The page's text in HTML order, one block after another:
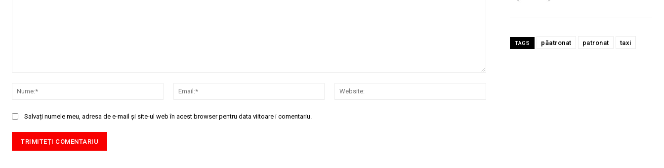
Nume:*
Email:*
Salvați numele meu, adresa de e-mail și site-ul web în acest browser pentru data viitoare i comentariu.
TAGS păatronat patronat taxi